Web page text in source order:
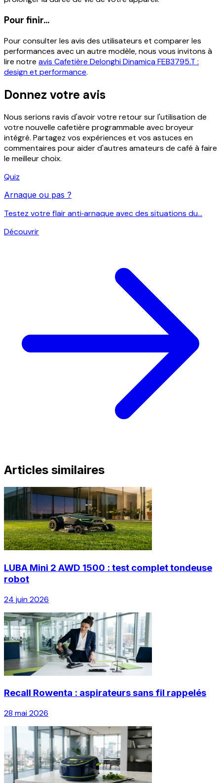
Pour finir...
Pour consulter les avis des utilisateurs et comparer les
performances avec un autre modèle, nous vous invitons à
lire notre avis Cafetière Delonghi Dinamica FEB3795.T :
design et performance.
Donnez votre avis
Nous serions ravis d'avoir votre retour sur l'utilisation de
votre nouvelle cafetière programmable avec broyeur
intégré. Partagez vos expériences et vos astuces en
commentaires pour aider d'autres amateurs de café à faire
le meilleur choix.
Quiz
Arnaque ou pas ?
Testez votre flair anti‑arnaque avec des situations du...
Découvrir
Articles similaires
LUBA Mini 2 AWD 1500 : test complet tondeuse
robot
24 juin 2026
Recall Rowenta : aspirateurs sans fil rappelés
28 mai 2026